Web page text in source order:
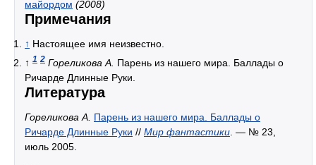
майордом (2008)
Примечания
↑ Настоящее имя неизвестно.
↑ 1 2 Гореликова А. Парень из нашего мира. Баллады о
Ричарде Длинные Руки.
Литература
Гореликова А. Парень из нашего мира. Баллады о
Ричарде Длинные Руки // Мир фантастики . — № 23,
июль 2005.